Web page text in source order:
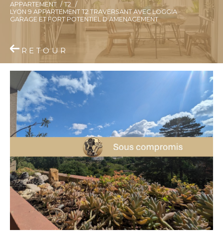
APPARTEMENT
T2
LYON 9 APPARTEMENT T2 TRAVERSANT AVEC LOGGIA
GARAGE ET FORT POTENTIEL D AMENAGEMENT
RETOUR